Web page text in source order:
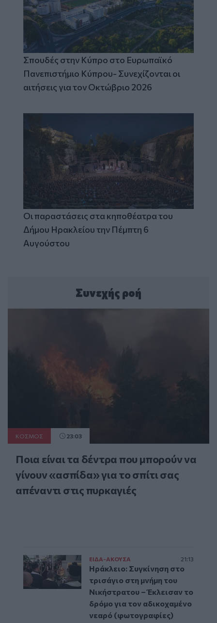
Σπουδές στην Κύπρο στο Ευρωπαϊκό
Πανεπιστήμιο Κύπρου- Συνεχίζονται οι
αιτήσεις για τον Οκτώβριο 2026
Οι παραστάσεις στα κηποθέατρα του
Δήμου Ηρακλείου την Πέμπτη 6
Αυγούστου
Συνεχής ροή
ΚΟΣΜΟΣ 23:03
Ποια είναι τα δέντρα που μπορούν να
γίνουν «ασπίδα» για το σπίτι σας
απέναντι στις πυρκαγιές
ΕΙΔΑ-ΑΚΟΥΣΑ 21:13
Ηράκλειο: Συγκίνηση στο
τρισάγιο στη μνήμη του
Νικήστρατου – Έκλεισαν το
δρόμο για τον αδικοχαμένο
νεαρό (φωτογραφίες)